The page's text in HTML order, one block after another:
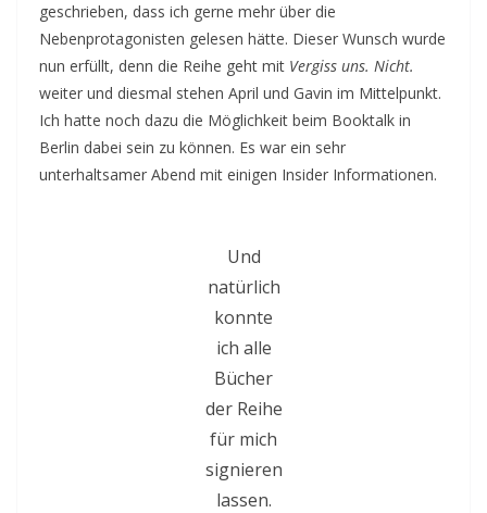
geschrieben, dass ich gerne mehr über die
Nebenprotagonisten gelesen hätte. Dieser Wunsch wurde
nun erfüllt, denn die Reihe geht mit Vergiss uns. Nicht.
weiter und diesmal stehen April und Gavin im Mittelpunkt.
Ich hatte noch dazu die Möglichkeit beim Booktalk in
Berlin dabei sein zu können. Es war ein sehr
unterhaltsamer Abend mit einigen Insider Informationen.
Und
natürlich
konnte
ich alle
Bücher
der Reihe
für mich
signieren
lassen.